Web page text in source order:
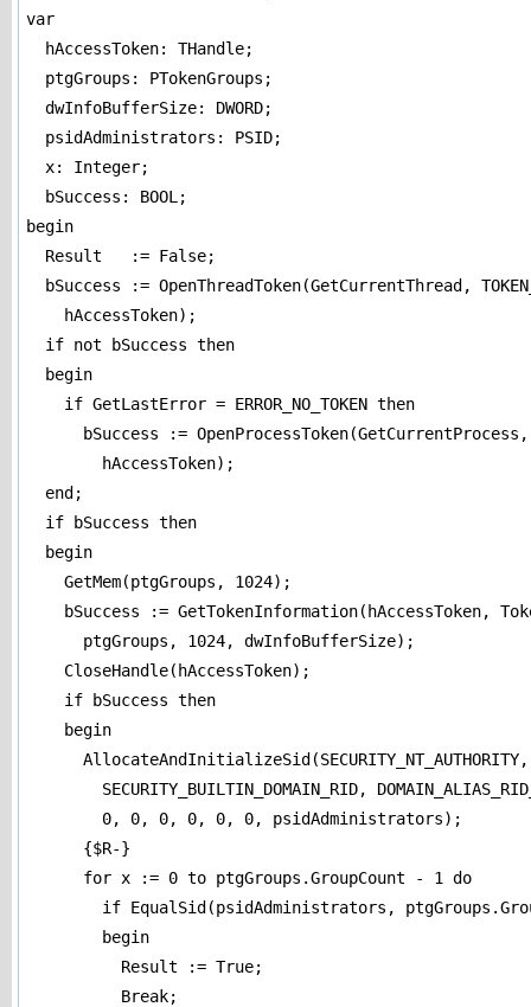
var
hAccessToken: THandle;
ptgGroups: PTokenGroups;
dwInfoBufferSize: DWORD;
psidAdministrators: PSID;
x: Integer;
bSuccess: BOOL;
begin
Result   := False;
bSuccess := OpenThreadToken(GetCurrentThread,
hAccessToken);
if not bSuccess then
begin
if GetLastError = ERROR_NO_TOKEN then
bSuccess := OpenProcessToken(GetCurrentProcess,
hAccessToken);
end;
if bSuccess then
begin
GetMem(ptgGroups, 1024);
bSuccess := GetTokenInformation(hAccessToken,
ptgGroups, 1024, dwInfoBufferSize);
CloseHandle(hAccessToken);
if bSuccess then
begin
SECURITY_BUILTIN_DOMAIN_RID,
0, 0, 0, 0, 0, 0, psidAdministrators);
{$R-}
for x := 0 to ptgGroups.GroupCount - 1 do
if EqualSid(psidAdministrators,
begin
Result := True;
Break;